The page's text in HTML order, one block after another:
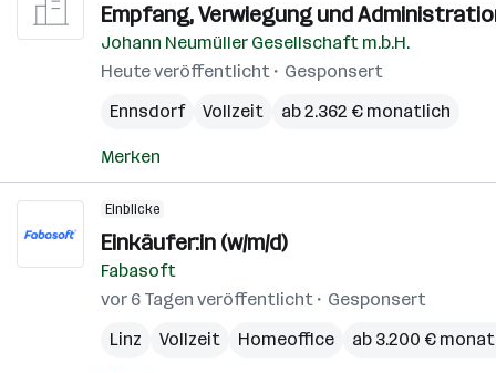
Empfang, Verwiegung und
Johann Neumüller Gesellschaft m.b.H.
Heute veröffentlicht
Gesponsert
Ennsdorf
Vollzeit ab 2.362 € monatlich
Merken
Einblicke
Einkäufer:in (w/m/d)
Fabasoft
vor 6 Tagen veröffentlicht
Gesponsert
Linz
Vollzeit Homeoffice ab 3.200 €